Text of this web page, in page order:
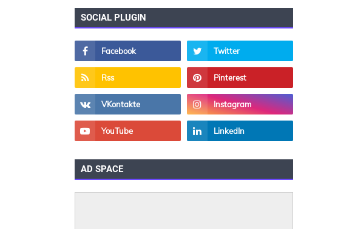
SOCIAL PLUGIN
AD SPACE